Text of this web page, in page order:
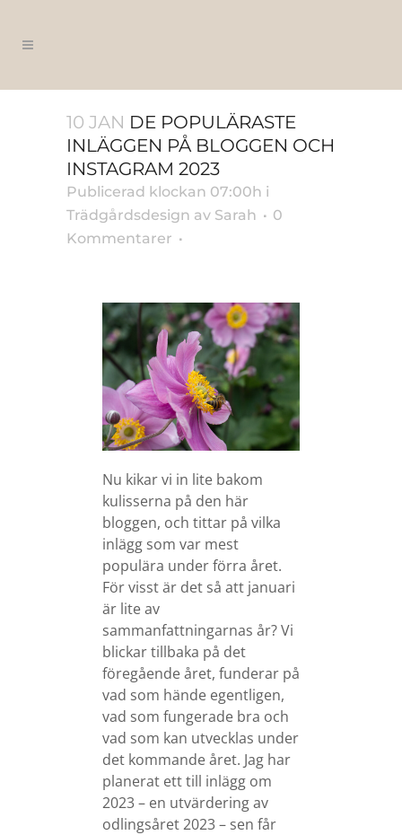
10 JAN DE POPULÄRASTE
INLÄGGEN PÅ BLOGGEN OCH
INSTAGRAM 2023
Publicerad klockan 07:00h i
Trädgårdsdesign av Sarah
0
Kommentarer
Nu kikar vi in lite bakom
kulisserna på den här
bloggen, och tittar på vilka
inlägg som var mest
populära under förra året.
För visst är det så att januari
är lite av
sammanfattningarnas år? Vi
blickar tillbaka på det
föregående året, funderar på
vad som hände egentligen,
vad som fungerade bra och
vad som kan utvecklas under
det kommande året. Jag har
planerat ett till inlägg om
2023 – en utvärdering av
odlingsåret 2023 – sen får